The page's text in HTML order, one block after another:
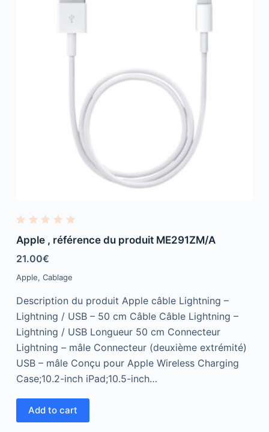
a
t
e
d
o
t
o
f
5
Apple , référence du produit ME291ZM/A
21.00€
Apple, Cablage
Description du produit Apple câble Lightning –
Lightning / USB – 50 cm Câble Câble Lightning –
Lightning / USB Longueur 50 cm Connecteur
Lightning – mâle Connecteur (deuxième extrémité)
USB – mâle Conçu pour Apple Wireless Charging
Case;10.2-inch iPad;10.5-inch…
Add to cart